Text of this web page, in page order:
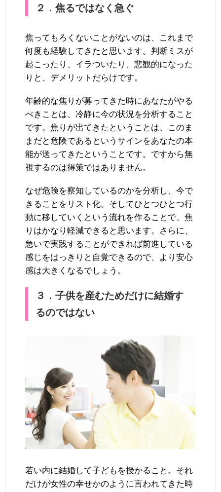
２．焦るではなく急ぐ
焦ってもろくないことがないのは、これまで
何度も経験してきたと思います。判断ミスが
起こったり、イラついたり、悲観的になった
りと、デメリットだらけです。
年齢的な焦りが募ってきた時にあなたがやる
べきことは、冷静に今の状況を分析すること
です。焦りが出てきたということは、このま
まだと危険であるというサインをあなたの本
能が送ってきたということです。ですから無
視するのは得策ではありません。
なぜ危険を察知しているのかを分析し、今で
きることをリスト化。そしてひとつひとつ行
動に移していくという流れを作ることで、焦
りはかなり軽減できると思います。さらに、
急いで実践することができれば前進している
感じをはっきりと自覚できるので、より安心
感は大きくなるでしょう。
３．子供を産むためだけに結婚す
るのではない
若い内に結婚して子どもを授かること。それ
だけが女性の幸せかのように言われてきた時